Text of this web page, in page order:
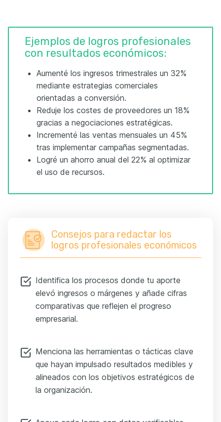
Ejemplos de logros profesionales
con resultados económicos:
Aumenté los ingresos trimestrales un 32%
mediante estrategias comerciales
orientadas a conversión.
Reduje los costes de proveedores un 18%
gracias a negociaciones estratégicas.
Incrementé las ventas mensuales un 45%
tras implementar campañas segmentadas.
Logré un ahorro anual del 22% al optimizar
el uso de recursos.
Consejos para redactar los
logros profesionales económicos
Identifica los procesos donde tu aporte
elevó ingresos o márgenes y añade cifras
comparativas que reflejen el progreso
empresarial.
Menciona las herramientas o tácticas clave
que hayan impulsado resultados medibles y
alineados con los objetivos estratégicos de
la organización.